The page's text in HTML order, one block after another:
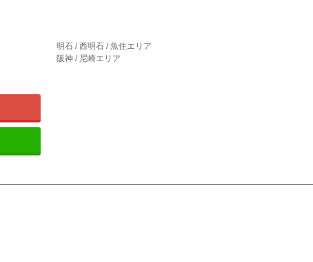
明石 / 西明石 / 魚住エリア
阪神 / 尼崎エリア